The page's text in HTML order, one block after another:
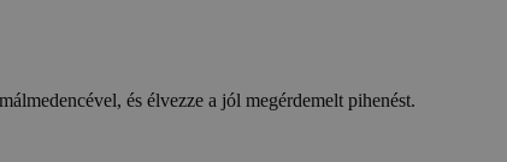
és élvezze a jól megérdemelt pihenést.